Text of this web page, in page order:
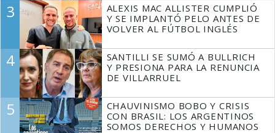
3
ALEXIS MAC ALLISTER CUMPLIÓ
Y SE IMPLANTÓ PELO ANTES DE
VOLVER AL FÚTBOL INGLÉS
4
SANTILLI SE SUMÓ A BULLRICH
Y PRESIONA PARA LA RENUNCIA
DE VILLARRUEL
5
CHAUVINISMO BOBO Y CRISIS
CON BRASIL: LOS ARGENTINOS
SOMOS DERECHOS Y HUMANOS